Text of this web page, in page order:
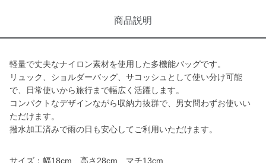
商品説明
軽量で丈夫なナイロン素材を使用した多機能バッグです。
リュック、ショルダーバッグ、サコッシュとして使い分け可能
で、日常使いから旅行まで幅広く活躍します。
コンパクトなデザインながら収納力抜群で、男女問わずお使いい
ただけます。
撥水加工済みで雨の日も安心してご利用いただけます。
サイズ：幅18cm 高さ28cm マチ13cm